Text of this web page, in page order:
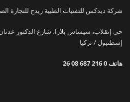
شركة ديدكس للتقنيات الطبية ريدج للتجارة
حي إنقلاب، سيساس بلازا، شارع الدكتور
إسطنبول / تركيا
هاتف0 216 687 08 26